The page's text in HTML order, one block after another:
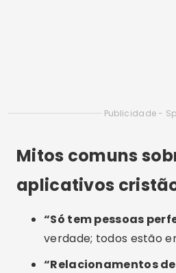
Publicidade -
Mitos comuns
aplicativos
“Só tem pessoas
verdade; todos estão
“Relacionamentos